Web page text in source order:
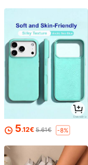
5.12€ 5.61€ -8%